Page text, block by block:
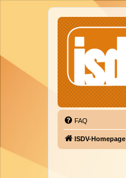
FAQ
ISDV-Homepage